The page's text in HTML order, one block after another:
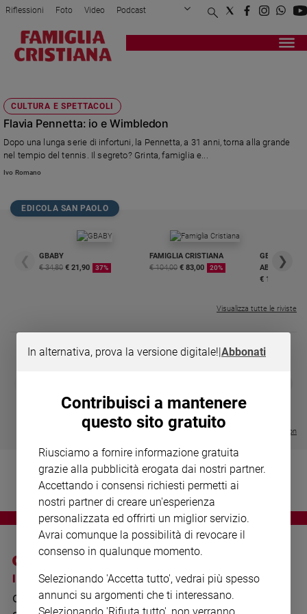
Attualità
Politica
Mondo
Economia
Legalità
e
Sport
Papa
Chiesa
Società
valori
Riflessioni Foto Video Podcast
Privacy Policy Chi siamo
Registrati Redazione
CULTURA E SPETTACOLI
Flavia Pennetta: io e Wimbledon
Dopo una lunga serie di infortuni, la Pennetta, a 31 anni, torna alla grande
nel tempio del tennis. Il segreto? Grinta, famiglia e...
Ivo Romano
EDICOLA SAN PAOLO
❮
GBABY
€ 34,80 € 21,90 37%
FAMIGLIA CRISTIANA
€ 104,00 € 83,00 20%
GBABY
€ 16,99
❯
Visualizza tutte le riviste
- VOL DA 1 AL 5
Visualizza tutte le collection
I SITI SAN PAOLO
GRUPPO EDITORIALE
NOTE LEGALI
PRIVACY POLICY
In alternativa, prova la versione digitale!|Abbonati
Contribuisci a mantenere
questo sito gratuito
Riusciamo a fornire informazione gratuita
grazie alla pubblicità erogata dai nostri partner.
Accettando i consensi richiesti permetti ai
nostri partner di creare un'esperienza
personalizzata ed offrirti un miglior servizio.
Avrai comunque la possibilità di revocare il
consenso in qualunque momento.
Selezionando 'Accetta tutto', vedrai più spesso
annunci su argomenti che ti interessano.